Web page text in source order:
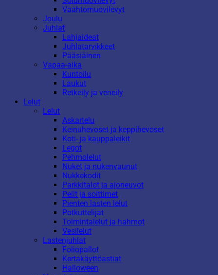
Vaahtomuovilevyt
Joulu
Juhlat
Lahjaideat
Juhlatarvikkeet
Pääsiäinen
Vapaa-aika
Kuntoilu
Laukut
Retkeily ja veneily
Lelut
Lelut
Askartelu
Keinuhevoset ja keppihevoset
Koti- ja kauppaleikit
Legot
Pehmolelut
Nuket ja nukenvaunut
Nukkekodit
Parkkitalot ja ajoneuvot
Pelit ja soittimet
Pienten lasten lelut
Potkuttelijat
Toimintalelut ja hahmot
Vesilelut
Lastenjuhlat
Foliopallot
Kertakäyttöastiat
Halloween